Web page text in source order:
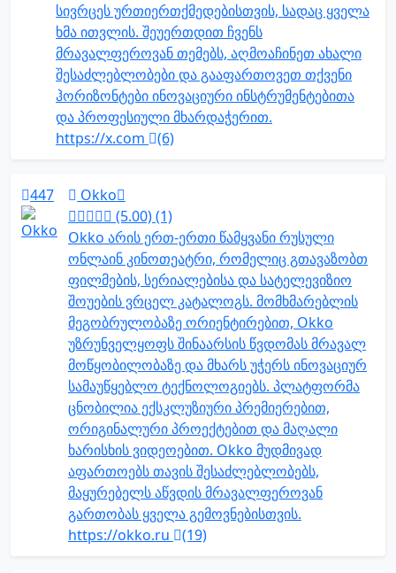
სივრცეს ურთიერთქმედებისთვის, სადაც ყველა
ხმა ითვლის. შეუერთდით ჩვენს
მრავალფეროვან თემებს, აღმოაჩინეთ ახალი
შესაძლებლობები და გააფართოვეთ თქვენი
ჰორიზონტები ინოვაციური ინსტრუმენტებითა
და პროფესიული მხარდაჭერით.
https://x.com
(6)
447
Okko
(5.00) (1)
Okko არის ერთ-ერთი წამყვანი რუსული
ონლაინ კინოთეატრი, რომელიც გთავაზობთ
ფილმების, სერიალებისა და სატელევიზიო
შოუების ვრცელ კატალოგს. მომხმარებლის
მეგობრულობაზე ორიენტირებით, Okko
უზრუნველყოფს შინაარსის წვდომას მრავალ
მოწყობილობაზე და მხარს უჭერს ინოვაციურ
სამაუწყებლო ტექნოლოგიებს. პლატფორმა
ცნობილია ექსკლუზიური პრემიერებით,
ორიგინალური პროექტებით და მაღალი
ხარისხის ვიდეოებით. Okko მუდმივად
აფართოებს თავის შესაძლებლობებს,
მაყურებელს აწვდის მრავალფეროვან
გართობას ყველა გემოვნებისთვის.
https://okko.ru
(19)